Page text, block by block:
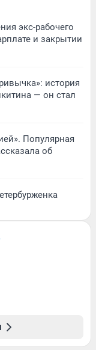
экс-рабочего
и закрытии
история
— он стал
Популярная
об